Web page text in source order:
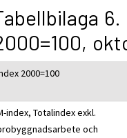
2000=100
index, Totalindex exkl.
och